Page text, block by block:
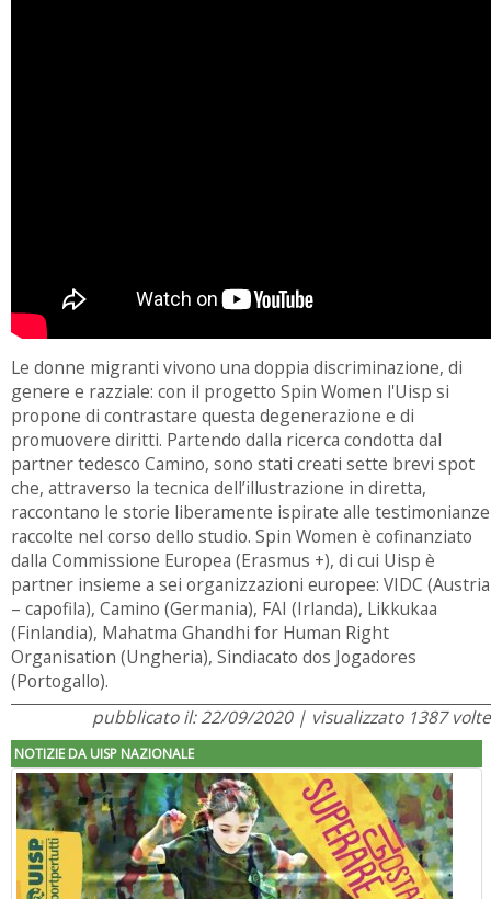
Le donne migranti vivono una doppia discriminazione, di
genere e razziale: con il progetto Spin Women l'Uisp si
propone di contrastare questa degenerazione e di
promuovere diritti. Partendo dalla ricerca condotta dal
partner tedesco Camino, sono stati creati sette brevi spot
che, attraverso la tecnica dell’illustrazione in diretta,
raccontano le storie liberamente ispirate alle testimonianze
raccolte nel corso dello studio. Spin Women è cofinanziato
dalla Commissione Europea (Erasmus +), di cui Uisp è
partner insieme a sei organizzazioni europee: VIDC (Austria
– capofila), Camino (Germania), FAI (Irlanda), Likkukaa
(Finlandia), Mahatma Ghandhi for Human Right
Organisation (Ungheria), Sindiacato dos Jogadores
(Portogallo).
pubblicato il: 22/09/2020 | visualizzato 1387 volte
NOTIZIE DA UISP NAZIONALE